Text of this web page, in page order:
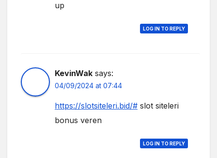
up
LOG IN TO REPLY
KevinWak says:
04/09/2024 at 07:44
https://slotsiteleri.bid/# slot siteleri
bonus veren
LOG IN TO REPLY